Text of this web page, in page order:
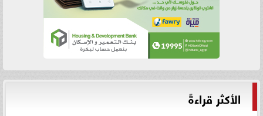
الأكثر قراءةً